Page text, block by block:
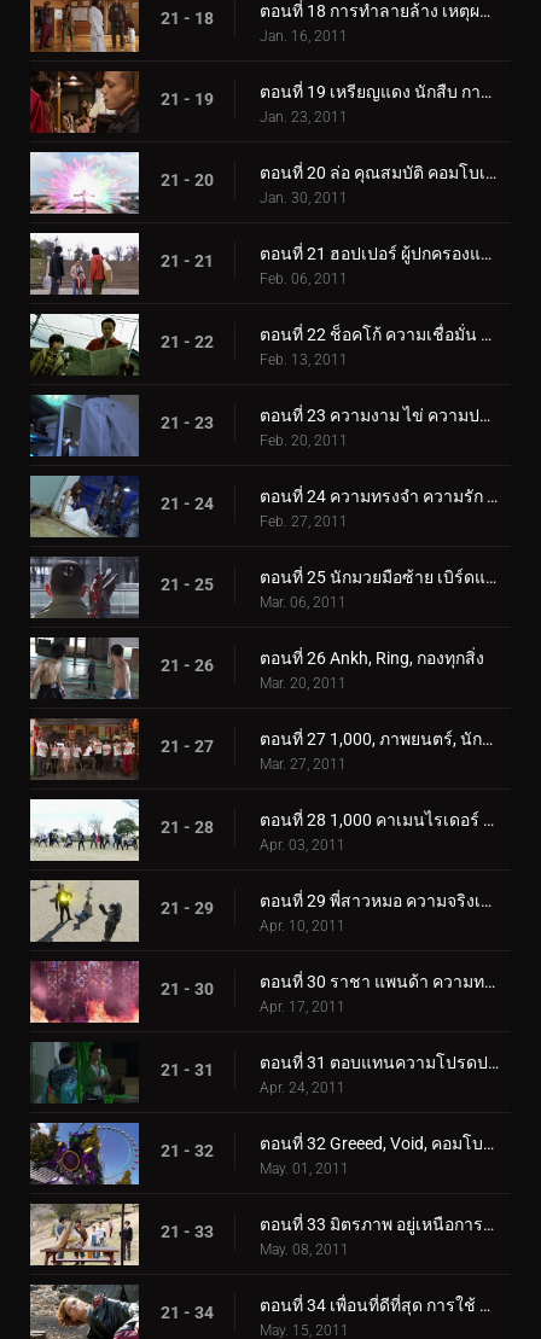
21 - 18 ตอนที่ 18 การทำลายล้าง เหตุผล Unagi Whip
Jan. 16, 2011
21 - 19 ตอนที่ 19 เหรียญแดง นักสืบ การทรยศ
Jan. 23, 2011
21 - 20 ตอนที่ 20 ล่อ คุณสมบัติ คอมโบเพลิง
Jan. 30, 2011
21 - 21 ตอนที่ 21 ฮอปเปอร์ ผู้ปกครองและเด็ก ฮีโร่
Feb. 06, 2011
21 - 22 ตอนที่ 22 ช็อคโก้ ความเชื่อมั่น พลังแห่งความยุติธรรม
Feb. 13, 2011
21 - 23 ตอนที่ 23 ความงาม ไข่ ความปรารถนาที่หลับใหล
Feb. 20, 2011
21 - 24 ตอนที่ 24 ความทรงจำ ความรัก ทะเลคอมโบ
Feb. 27, 2011
21 - 25 ตอนที่ 25 นักมวยมือซ้าย เบิร์ดแซ่บ
Mar. 06, 2011
21 - 26 ตอนที่ 26 Ankh, Ring, กองทุกสิ่ง
Mar. 20, 2011
21 - 27 ตอนที่ 27 1,000, ภาพยนตร์, นักรบ
Mar. 27, 2011
21 - 28 ตอนที่ 28 1,000 คาเมนไรเดอร์ วันเกิด
Apr. 03, 2011
21 - 29 ตอนที่ 29 พี่สาวหมอ ความจริงเรื่องอังค์
Apr. 10, 2011
21 - 30 ตอนที่ 30 ราชา แพนด้า ความทรงจำแห่งเปลวไฟ
Apr. 17, 2011
21 - 31 ตอนที่ 31 ตอบแทนความโปรดปราน โครงการ เหรียญสีม่วง
Apr. 24, 2011
21 - 32 ตอนที่ 32 Greeed, Void, คอมโบที่ไม่มีใครเทียบได้ใหม่
May. 01, 2011
21 - 33 ตอนที่ 33 มิตรภาพ อยู่เหนือการควบคุม เข็มขัดที่ถูกทิ้งไว้ข้างหลัง
May. 08, 2011
21 - 34 ตอนที่ 34 เพื่อนที่ดีที่สุด การใช้ ความสัมพันธ์นั้น
May. 15, 2011